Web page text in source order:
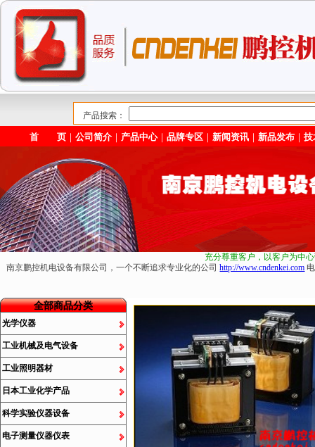
产品搜索：
首 页 ｜公司简介 ｜ 产品中心｜品牌专区 ｜新闻资讯 ｜新品发布 ｜技
充分尊重客户，以客户为中
南京鹏控机电设备有限公司，一个不断追求专业化的公司http://www.cndenkei.com
全部商品分类
光学仪器
工业机械及电气设备
工业照明器材
日本工业化学产品
科学实验仪器设备
电子测量仪器仪表